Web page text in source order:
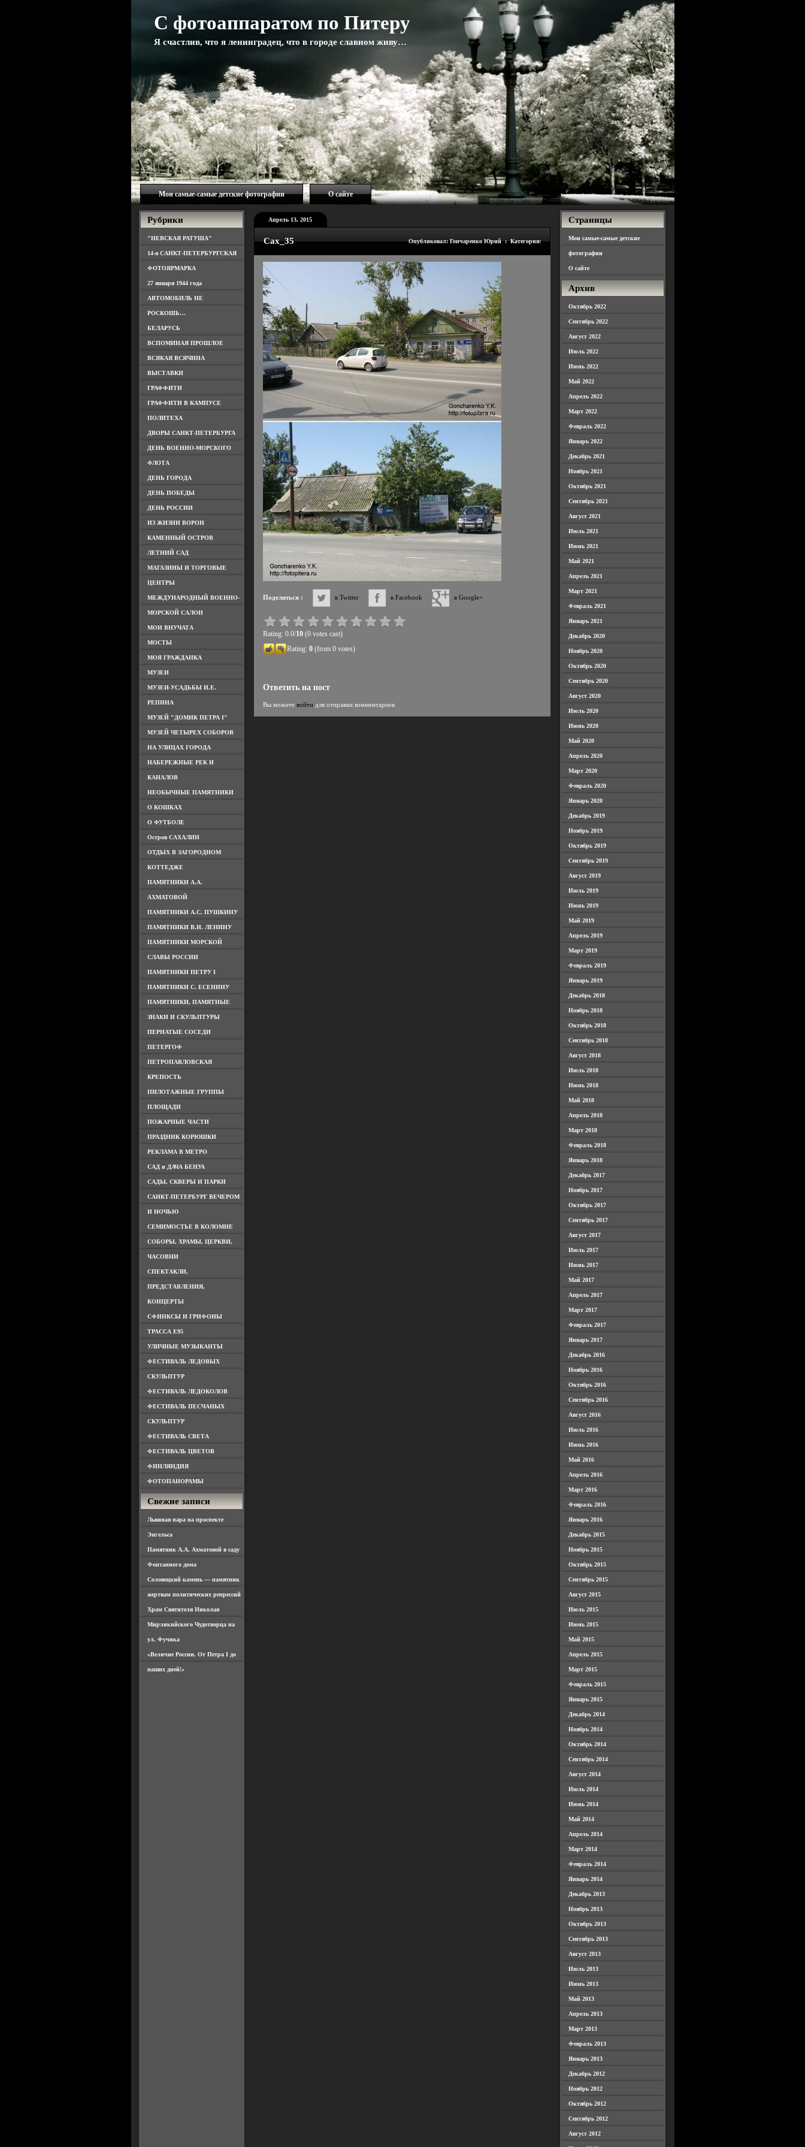
С фотоаппаратом по Питеру
Я счастлив, что я ленинградец, что в городе славном живу…
Мои самые-самые детские фотографии О сайте
Рубрики
"НЕВСКАЯ РАТУША"
14-я САНКТ-ПЕТЕРБУРГСКАЯ
ФОТОЯРМАРКА
27 января 1944 года
АВТОМОБИЛЬ НЕ
РОСКОШЬ…
БЕЛАРУСЬ
ВСПОМИНАЯ ПРОШЛОЕ
ВСЯКАЯ ВСЯЧИНА
ВЫСТАВКИ
ГРАФФИТИ
ГРАФФИТИ В КАМПУСЕ
ПОЛИТЕХА
ДВОРЫ САНКТ-ПЕТЕРБУРГА
ДЕНЬ ВОЕННО-МОРСКОГО
ФЛОТА
ДЕНЬ ГОРОДА
ДЕНЬ ПОБЕДЫ
ДЕНЬ РОССИИ
ИЗ ЖИЗНИ ВОРОН
КАМЕННЫЙ ОСТРОВ
ЛЕТНИЙ САД
МАГАЗИНЫ И ТОРГОВЫЕ
ЦЕНТРЫ
МЕЖДУНАРОДНЫЙ ВОЕННО-
МОРСКОЙ САЛОН
МОИ ВНУЧАТА
МОСТЫ
МОЯ ГРАЖДАНКА
МУЗЕИ
МУЗЕИ-УСАДЬБЫ И.Е.
РЕПИНА
МУЗЕЙ "ДОМИК ПЕТРА I"
МУЗЕЙ ЧЕТЫРЕХ СОБОРОВ
НА УЛИЦАХ ГОРОДА
НАБЕРЕЖНЫЕ РЕК И
КАНАЛОВ
НЕОБЫЧНЫЕ ПАМЯТНИКИ
О КОШКАХ
О ФУТБОЛЕ
Остров САХАЛИН
ОТДЫХ В ЗАГОРОДНОМ
КОТТЕДЖЕ
ПАМЯТНИКИ А.А.
АХМАТОВОЙ
ПАМЯТНИКИ А.С. ПУШКИНУ
ПАМЯТНИКИ В.И. ЛЕНИНУ
ПАМЯТНИКИ МОРСКОЙ
СЛАВЫ РОССИИ
ПАМЯТНИКИ ПЕТРУ I
ПАМЯТНИКИ С. ЕСЕНИНУ
ПАМЯТНИКИ, ПАМЯТНЫЕ
ЗНАКИ И СКУЛЬПТУРЫ
ПЕРНАТЫЕ СОСЕДИ
ПЕТЕРГОФ
ПЕТРОПАВЛОВСКАЯ
КРЕПОСТЬ
ПИЛОТАЖНЫЕ ГРУППЫ
ПЛОЩАДИ
ПОЖАРНЫЕ ЧАСТИ
ПРАЗДНИК КОРЮШКИ
РЕКЛАМА В МЕТРО
САД и ДАЧА БЕНУА
САДЫ, СКВЕРЫ И ПАРКИ
САНКТ-ПЕТЕРБУРГ ВЕЧЕРОМ
И НОЧЬЮ
СЕМИМОСТЬЕ В КОЛОМНЕ
СОБОРЫ, ХРАМЫ, ЦЕРКВИ,
ЧАСОВНИ
СПЕКТАКЛИ,
ПРЕДСТАВЛЕНИЯ,
КОНЦЕРТЫ
СФИНКСЫ И ГРИФОНЫ
ТРАССА Е95
УЛИЧНЫЕ МУЗЫКАНТЫ
ФЕСТИВАЛЬ ЛЕДОВЫХ
СКУЛЬПТУР
ФЕСТИВАЛЬ ЛЕДОКОЛОВ
ФЕСТИВАЛЬ ПЕСЧАНЫХ
СКУЛЬПТУР
ФЕСТИВАЛЬ СВЕТА
ФЕСТИВАЛЬ ЦВЕТОВ
ФИНЛЯНДИЯ
ФОТОПАНОРАМЫ
Свежие записи
Львиная пара на проспекте
Энгельса
Памятник А.А. Ахматовой в саду
Фонтанного дома
Соловецкий камень — памятник
жертвам политических репрессий
Храм Святителя Николая
Мирликийского Чудотворца на
ул. Фучика
«Величие России. От Петра I до
наших дней!»
Апрель 13, 2015
Cax_35 Опубликовал: Гончаренко Юрий : Категория:
Поделиться : в Twitter в Facebook в Google+
Rating: 0.0/10(0 votes cast)
Rating: 0(from 0 votes)
Ответить на пост
Вы можете войтидля отправки комментариев
Страницы
Мои самые-самые детские
фотографии
О сайте
Архив
Октябрь 2022
Сентябрь 2022
Август 2022
Июль 2022
Июнь 2022
Май 2022
Апрель 2022
Март 2022
Февраль 2022
Январь 2022
Декабрь 2021
Ноябрь 2021
Октябрь 2021
Сентябрь 2021
Август 2021
Июль 2021
Июнь 2021
Май 2021
Апрель 2021
Март 2021
Февраль 2021
Январь 2021
Декабрь 2020
Ноябрь 2020
Октябрь 2020
Сентябрь 2020
Август 2020
Июль 2020
Июнь 2020
Май 2020
Апрель 2020
Март 2020
Февраль 2020
Январь 2020
Декабрь 2019
Ноябрь 2019
Октябрь 2019
Сентябрь 2019
Август 2019
Июль 2019
Июнь 2019
Май 2019
Апрель 2019
Март 2019
Февраль 2019
Январь 2019
Декабрь 2018
Ноябрь 2018
Октябрь 2018
Сентябрь 2018
Август 2018
Июль 2018
Июнь 2018
Май 2018
Апрель 2018
Март 2018
Февраль 2018
Январь 2018
Декабрь 2017
Ноябрь 2017
Октябрь 2017
Сентябрь 2017
Август 2017
Июль 2017
Июнь 2017
Май 2017
Апрель 2017
Март 2017
Февраль 2017
Январь 2017
Декабрь 2016
Ноябрь 2016
Октябрь 2016
Сентябрь 2016
Август 2016
Июль 2016
Июнь 2016
Май 2016
Апрель 2016
Март 2016
Февраль 2016
Январь 2016
Декабрь 2015
Ноябрь 2015
Октябрь 2015
Сентябрь 2015
Август 2015
Июль 2015
Июнь 2015
Май 2015
Апрель 2015
Март 2015
Февраль 2015
Январь 2015
Декабрь 2014
Ноябрь 2014
Октябрь 2014
Сентябрь 2014
Август 2014
Июль 2014
Июнь 2014
Май 2014
Апрель 2014
Март 2014
Февраль 2014
Январь 2014
Декабрь 2013
Ноябрь 2013
Октябрь 2013
Сентябрь 2013
Август 2013
Июль 2013
Июнь 2013
Май 2013
Апрель 2013
Март 2013
Февраль 2013
Январь 2013
Декабрь 2012
Ноябрь 2012
Октябрь 2012
Сентябрь 2012
Август 2012